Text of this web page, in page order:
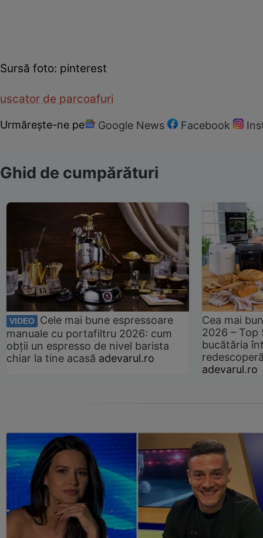
Sursă foto: pinterest
uscator de parcoafuri
Urmărește-ne pe Google News Facebook
Ghid de cumpărături
VIDEO
Cele mai bune espressoare
manuale cu portafiltru 2026: cum
obții un espresso de nivel barista
chiar la tine acasă adevarul.ro
Cea mai
2026 –
bucătăria
adevarul.ro